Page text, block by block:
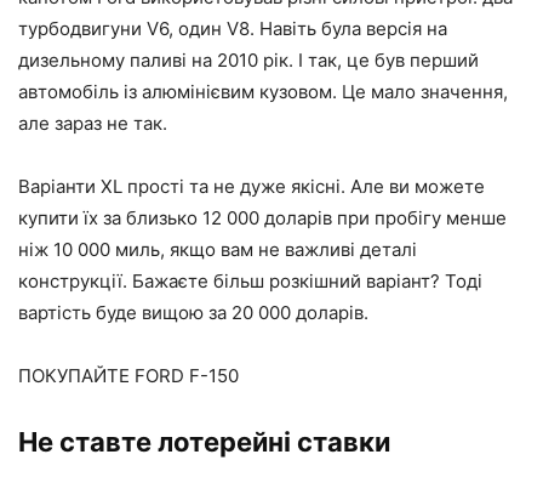
турбодвигуни V6, один V8. Навіть була версія на
дизельному паливі на 2010 рік. І так, це був перший
автомобіль із алюмінієвим кузовом. Це мало значення,
але зараз не так.
Варіанти XL прості та не дуже якісні. Але ви можете
купити їх за близько 12 000 доларів при пробігу менше
ніж 10 000 миль, якщо вам не важливі деталі
конструкції. Бажаєте більш розкішний варіант? Тоді
вартість буде вищою за 20 000 доларів.
ПОКУПАЙТЕ FORD F-150
Не ставте лотерейні ставки